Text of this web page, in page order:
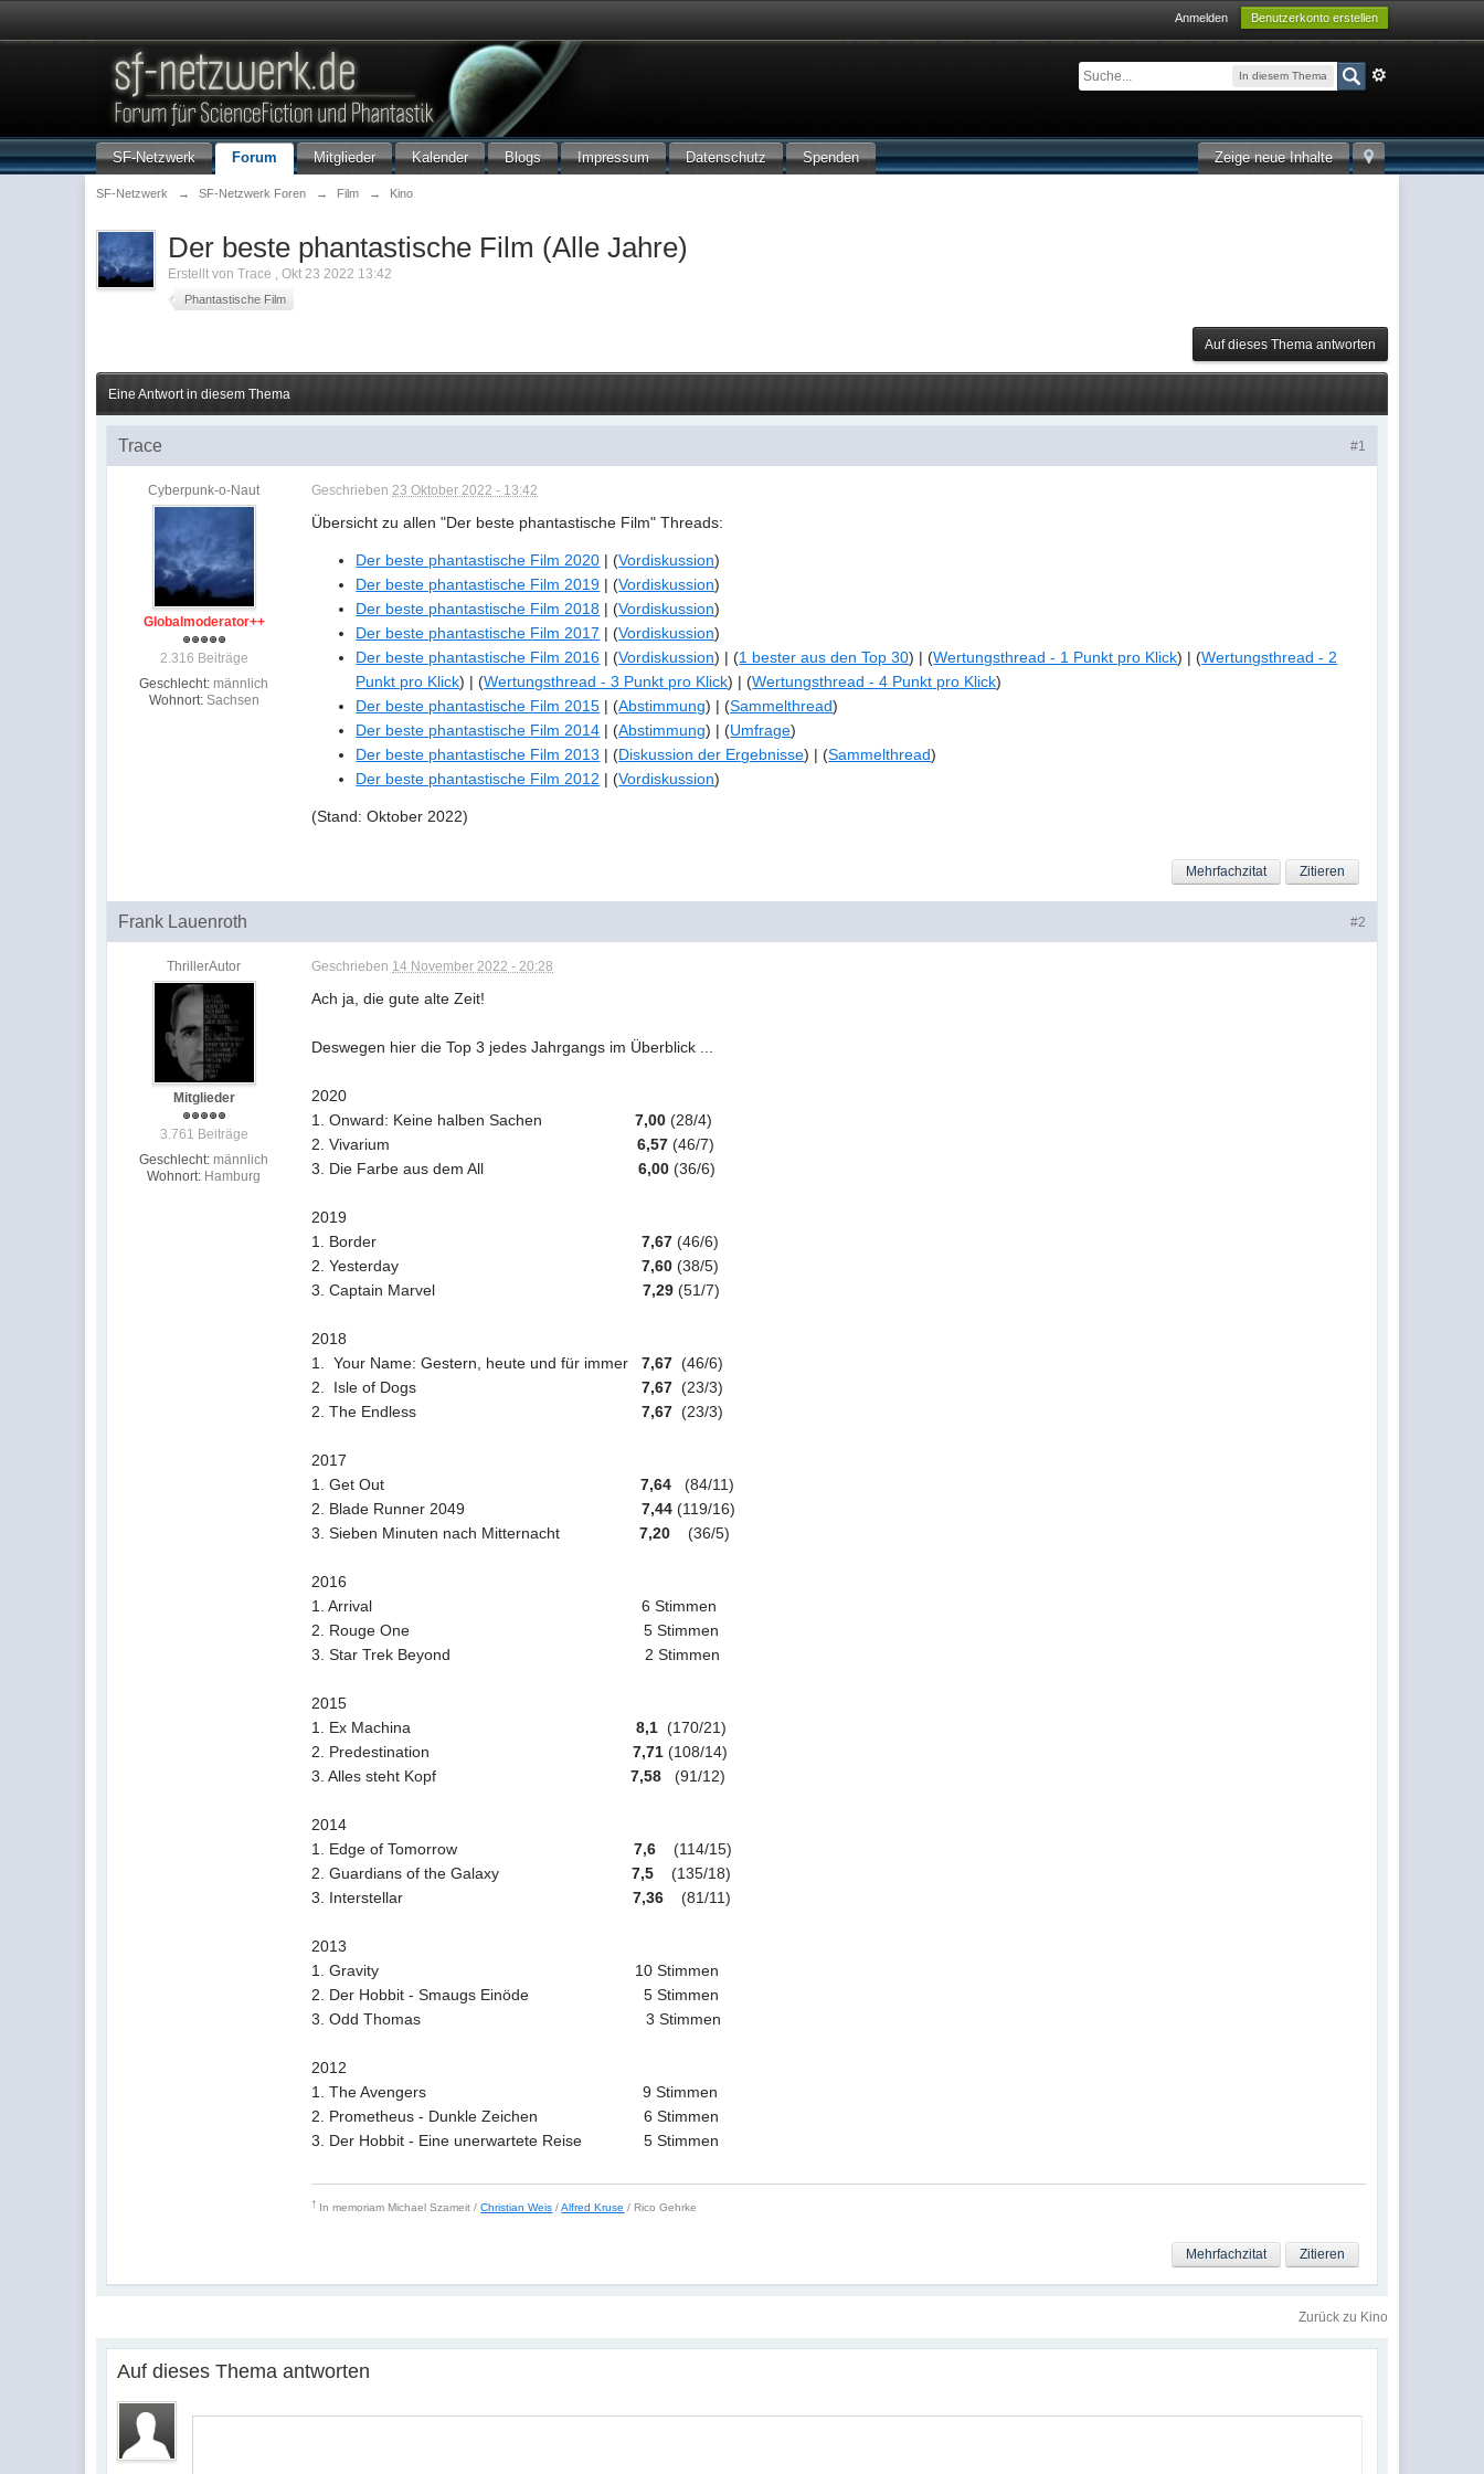
Anmelden Benutzerkonto erstellen
In diesem Thema
Zeige neue Inhalte
SF-Netzwerk Forum Mitglieder Kalender Blogs Impressum Datenschutz Spenden
SF-Netzwerk → SF-Netzwerk Foren → Film → Kino
Der beste phantastische Film (Alle Jahre)
Erstellt vonTrace ,Okt 23 2022 13:42
Phantastische Film
Auf dieses Thema antworten
Eine Antwort in diesem Thema
#1
Trace
Cyberpunk-o-Naut
Globalmoderator++
2.316 Beiträge
Geschlecht: männlich
Wohnort: Sachsen
Geschrieben23 Oktober 2022 - 13:42
Übersicht zu allen "Der beste phantastische Film" Threads:
Der beste phantastische Film 2020 | (Vordiskussion)
Der beste phantastische Film 2019 | (Vordiskussion)
Der beste phantastische Film 2018 | (Vordiskussion)
Der beste phantastische Film 2017 | (Vordiskussion)
Der beste phantastische Film 2016 | (Vordiskussion) | (1 bester aus den Top 30) | (Wertungsthread - 1 Punkt pro Klick) | (Wertungsthread - 2
Punkt pro Klick) | (Wertungsthread - 3 Punkt pro Klick) | (Wertungsthread - 4 Punkt pro Klick)
Der beste phantastische Film 2015 | (Abstimmung) | (Sammelthread)
Der beste phantastische Film 2014 | (Abstimmung) | (Umfrage)
Der beste phantastische Film 2013 | (Diskussion der Ergebnisse) | (Sammelthread)
Der beste phantastische Film 2012 | (Vordiskussion)
(Stand: Oktober 2022)
Zitieren
Mehrfachzitat
#2
Frank Lauenroth
ThrillerAutor
Mitglieder
3.761 Beiträge
Geschlecht: männlich
Wohnort: Hamburg
Geschrieben 14 November 2022 - 20:28
Ach ja, die gute alte Zeit!
Deswegen hier die Top 3 jedes Jahrgangs im Überblick ...
2020
1. Onward: Keine halben Sachen7,00 (28/4)
2. Vivarium6,57 (46/7)
3. Die Farbe aus dem All6,00 (36/6)
2019
1. Border7,67 (46/6)
2. Yesterday7,60 (38/5)
3. Captain Marvel7,29 (51/7)
2018
1. Your Name: Gestern, heute und für immer7,67 (46/6)
2. Isle of Dogs7,67 (23/3)
2. The Endless7,67 (23/3)
2017
1. Get Out7,64
(84/11)
2. Blade Runner 20497,44 (119/16)
3. Sieben Minuten nach Mitternacht7,20 (36/5)
2016
1. Arrival 6 Stimmen
2. Rouge One 5 Stimmen
3. Star Trek Beyond 2 Stimmen
2015
1. Ex Machina8,1 (170/21)
2. Predestination7,71 (108/14)
3. Alles steht Kopf7,58 (91/12)
2014
1. Edge of Tomorrow7,6 (114/15)
2. Guardians of the Galaxy
7,5
(135/18)
3. Interstellar7,36 (81/11)
2013
1. Gravity 10 Stimmen
2. Der Hobbit - Smaugs Einöde 5 Stimmen
3. Odd Thomas 3 Stimmen
2012
1. The Avengers 9 Stimmen
2. Prometheus - Dunkle Zeichen 6 Stimmen
3. Der Hobbit - Eine unerwartete Reise 5 Stimmen
† In memoriam Michael Szameit / Christian Weis /Alfred Kruse / Rico Gehrke
Zitieren
Mehrfachzitat
Zurück zu Kino
Auf dieses Thema antworten